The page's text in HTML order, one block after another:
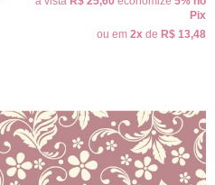
Pix
ou em 2x de R$ 13,48